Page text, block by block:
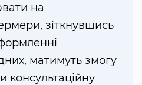
на
зіткнувшись
матимуть змогу
консультаційну